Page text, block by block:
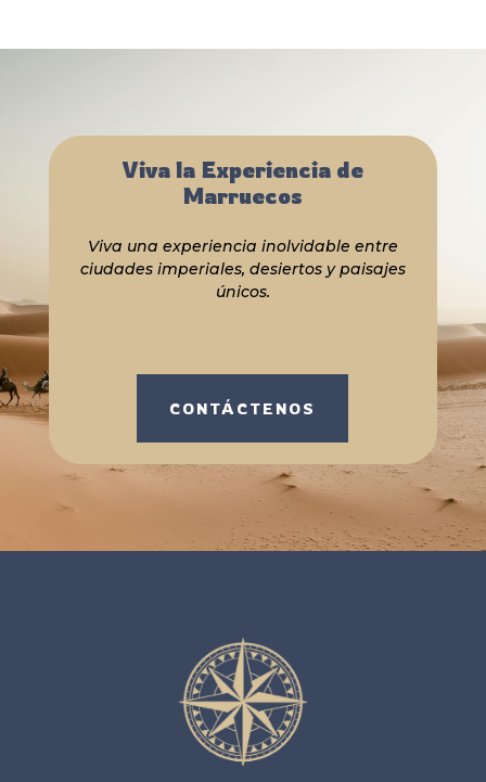
Viva la Experiencia de
Marruecos
Viva una experiencia inolvidable entre
ciudades imperiales, desiertos y paisajes
únicos.
CONTÁCTENOS